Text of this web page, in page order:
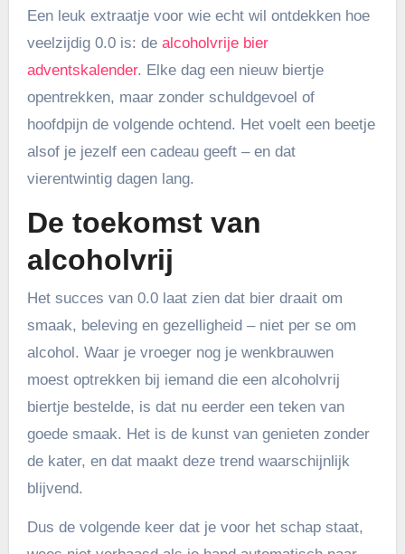
Een leuk extraatje voor wie echt wil ontdekken hoe
veelzijdig 0.0 is: de alcoholvrije bier
adventskalender. Elke dag een nieuw biertje
opentrekken, maar zonder schuldgevoel of
hoofdpijn de volgende ochtend. Het voelt een beetje
alsof je jezelf een cadeau geeft – en dat
vierentwintig dagen lang.
De toekomst van
alcoholvrij
Het succes van 0.0 laat zien dat bier draait om
smaak, beleving en gezelligheid – niet per se om
alcohol. Waar je vroeger nog je wenkbrauwen
moest optrekken bij iemand die een alcoholvrij
biertje bestelde, is dat nu eerder een teken van
goede smaak. Het is de kunst van genieten zonder
de kater, en dat maakt deze trend waarschijnlijk
blijvend.
Dus de volgende keer dat je voor het schap staat,